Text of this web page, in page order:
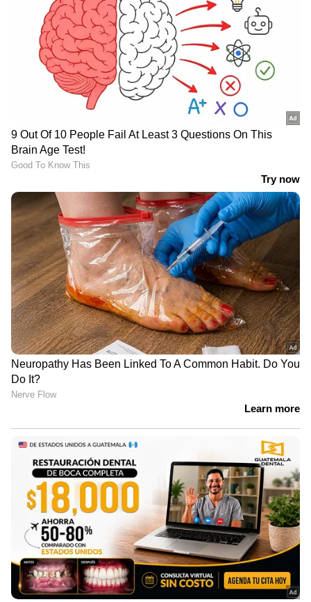
ഏഷ്യാനെറ്റ് ന്യൂസ് തത്സമയ വാർത്തകൾ..